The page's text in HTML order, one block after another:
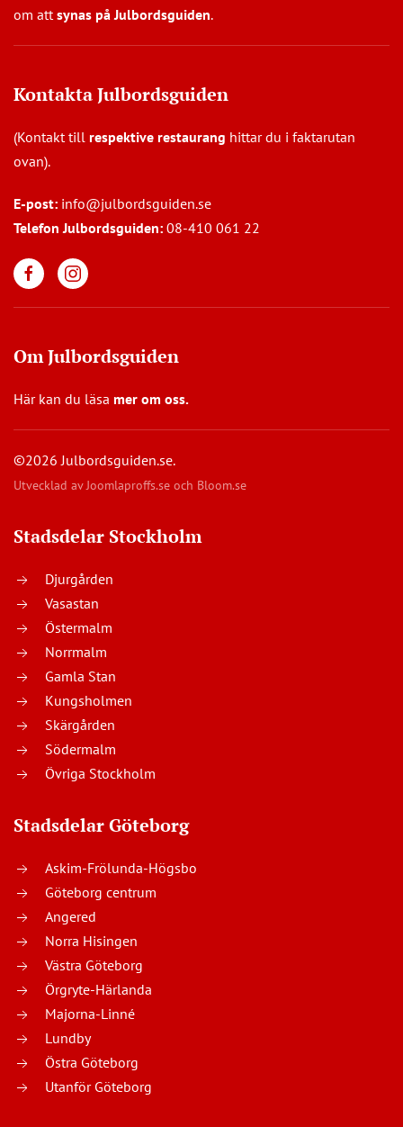
om att synas på Julbordsguiden.
Kontakta Julbordsguiden
(Kontakt till respektive restaurang hittar du i faktarutan
ovan).
E-post: info@julbordsguiden.se
Telefon Julbordsguiden: 08-410 061 22
Om Julbordsguiden
Här kan du läsa mer om oss.
©2026 Julbordsguiden.se.
Utvecklad avJoomlaproffs.se och Bloom.se
Stadsdelar Stockholm
Djurgården
Vasastan
Östermalm
Norrmalm
Gamla Stan
Kungsholmen
Skärgården
Södermalm
Övriga Stockholm
Stadsdelar Göteborg
Askim-Frölunda-Högsbo
Göteborg centrum
Angered
Norra Hisingen
Västra Göteborg
Örgryte-Härlanda
Majorna-Linné
Lundby
Östra Göteborg
Utanför Göteborg